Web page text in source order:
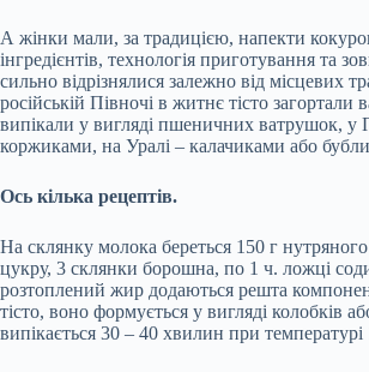
А жінки мали, за традицією, напекти
інгредієнтів, технологія приготування та
сильно відрізнялися залежно від місцевих
російській Півночі в житнє тісто загортали
випікали у вигляді пшеничних ватрушок, у
коржиками, на Уралі – калачиками або
Ось кілька рецептів.
На склянку молока береться 150 г
цукру, 3 склянки борошна, по 1 ч. ложці
розтоплений жир додаються решта
тісто, воно формується у вигляді колобків
випікається 30 – 40 хвилин при